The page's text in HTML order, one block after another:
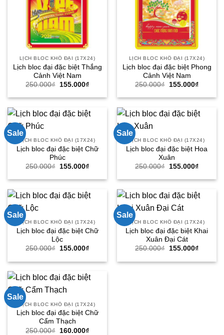
LỊCH BLOC KHỔ ĐẠI (17X24)
Lịch bloc đại đặc biệt Thắng
Cảnh Việt Nam
250.000₫
Giá
là:
155.000₫Giá
tại
155.000₫.
LỊCH BLOC KHỔ ĐẠI (17X24)
Lịch bloc đại đặc biệt Phong
Cảnh Việt Nam
250.000₫
Giá
là:
155.000₫Giá
tại
Sale
LỊCH BLOC KHỔ ĐẠI (17X24)
Lịch bloc đại đặc biệt Chữ
Phúc
250.000₫
Giá
là:
155.000₫Giá
tại
155.000₫.
Sale
LỊCH BLOC KHỔ ĐẠI (17X24)
Lịch bloc đại đặc biệt Hoa
Xuân
250.000₫
Giá
là:
155.000₫Giá
tại
Sale
LỊCH BLOC KHỔ ĐẠI (17X24)
Lịch bloc đại đặc biệt Chữ
Lộc
250.000₫
Giá
là:
155.000₫Giá
tại
155.000₫.
Sale
LỊCH BLOC KHỔ ĐẠI (17X24)
Lịch bloc đại đặc biệt Khai
Xuân Đại Cát
250.000₫
Giá
là:
155.000₫Giá
tại
Sale
LỊCH BLOC KHỔ ĐẠI (17X24)
Lịch bloc đại đặc biệt Chữ
Cẩm Thạch
250.000₫
Giá
160.000₫Giá